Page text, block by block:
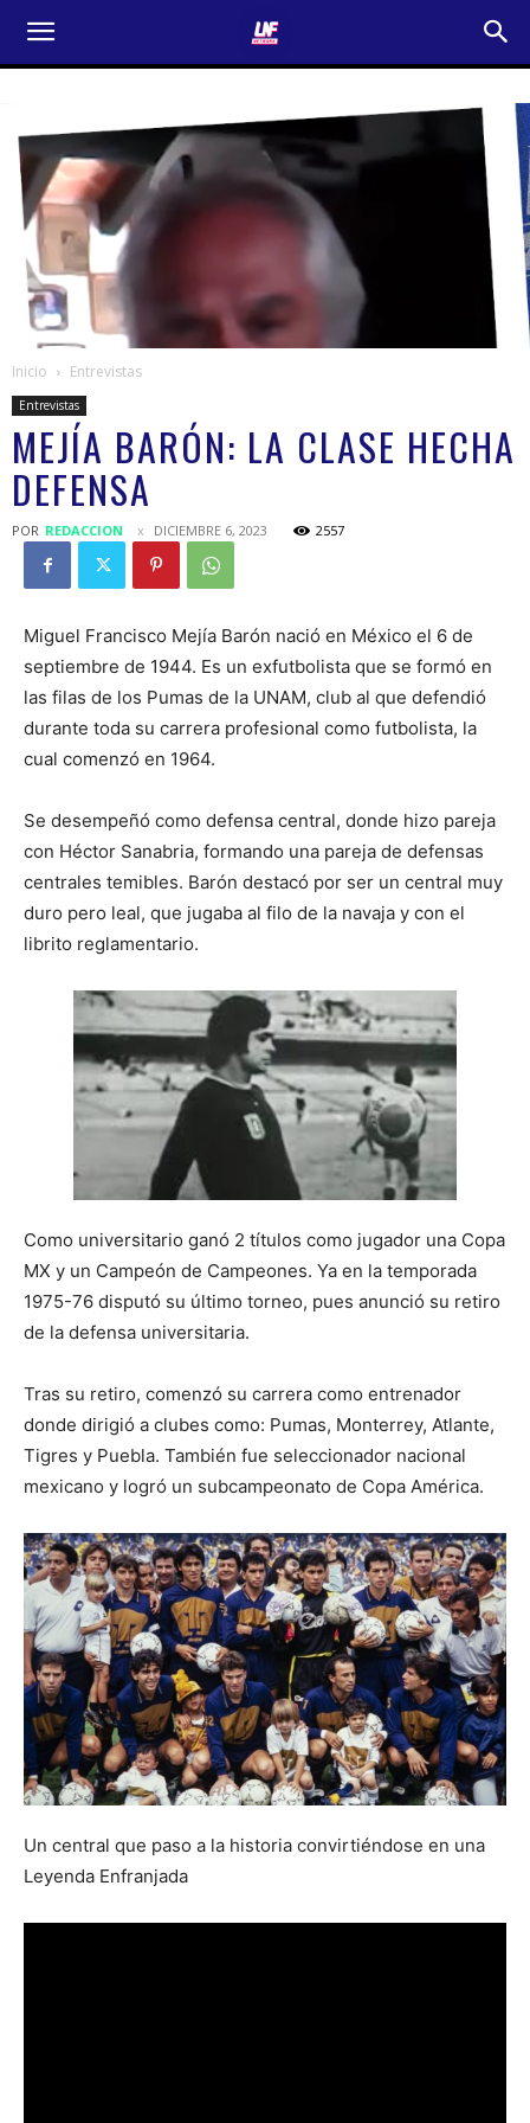
Inicio Entrevistas
Entrevistas
MEJÍA BARÓN: LA CLASE HECHA
DEFENSA
POR REDACCION DICIEMBRE 6, 2023 2557
Miguel Francisco Mejía Barón nació en México el 6 de
septiembre de 1944. Es un exfutbolista que se formó en
las filas de los Pumas de la UNAM, club al que defendió
durante toda su carrera profesional como futbolista, la
cual comenzó en 1964.
Se desempeñó como defensa central, donde hizo pareja
con Héctor Sanabria, formando una pareja de defensas
centrales temibles. Barón destacó por ser un central muy
duro pero leal, que jugaba al filo de la navaja y con el
librito reglamentario.
Como universitario ganó 2 títulos como jugador una Copa
MX y un Campeón de Campeones. Ya en la temporada
1975-76 disputó su último torneo, pues anunció su retiro
de la defensa universitaria.
Tras su retiro, comenzó su carrera como entrenador
donde dirigió a clubes como: Pumas, Monterrey, Atlante,
Tigres y Puebla. También fue seleccionador nacional
mexicano y logró un subcampeonato de Copa América.
Un central que paso a la historia convirtiéndose en una
Leyenda Enfranjada